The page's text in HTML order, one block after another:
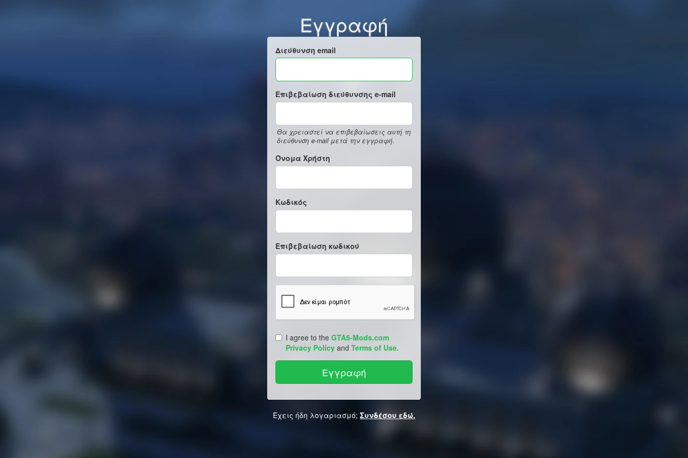
Εγγραφή
Διεύθυνση email
Επιβεβαίωση διεύθυνσης e-mail
Θα χρειαστεί να επιβεβαίωσεις αυτή τη
διεύθυνση e-mail μετά την εγγραφή.
Όνομα Χρήστη
Κωδικός
Επιβεβαίωση κωδικού
I agree to the GTA5-Mods.com
Privacy Policy and Terms of Use.
Έχεις ήδη λογαριασμό; Συνδέσου εδώ.